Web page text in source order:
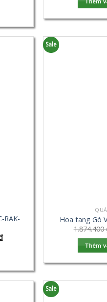
RAK-
Sale
Hoa tang Gò
1.874.400
Thêm
Sale